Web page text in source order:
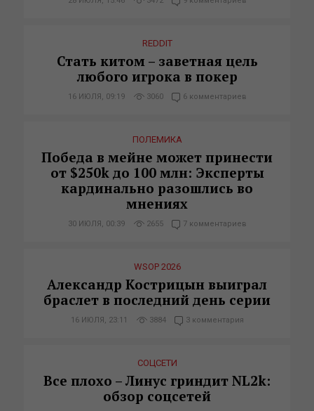
REDDIT
Стать китом – заветная цель
любого игрока в покер
16 ИЮЛЯ, 09:19 3060 6 комментариев
ПОЛЕМИКА
Победа в мейне может принести
от $250k до 100 млн: Эксперты
кардинально разошлись во
мнениях
30 ИЮЛЯ, 00:39 2655 7 комментариев
WSOP 2026
Александр Кострицын выиграл
браслет в последний день серии
16 ИЮЛЯ, 23:11 3884 3 комментария
СОЦСЕТИ
Все плохо – Линус гриндит NL2k:
обзор соцсетей